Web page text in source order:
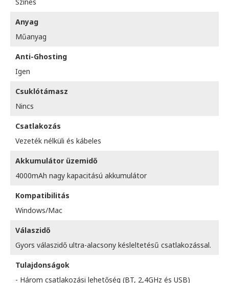
Anyag
Műanyag
Anti-Ghosting
Igen
Csuklótámasz
Nincs
Csatlakozás
Vezeték nélküli és kábeles
Akkumulátor üzemidő
4000mAh nagy kapacitású akkumulátor
Kompatibilitás
Windows/Mac
Válaszidő
Gyors válaszidő ultra-alacsony késleltetésű csatlakozással.
Tulajdonságok
- Három csatlakozási lehetőség (BT, 2,4GHz és USB)